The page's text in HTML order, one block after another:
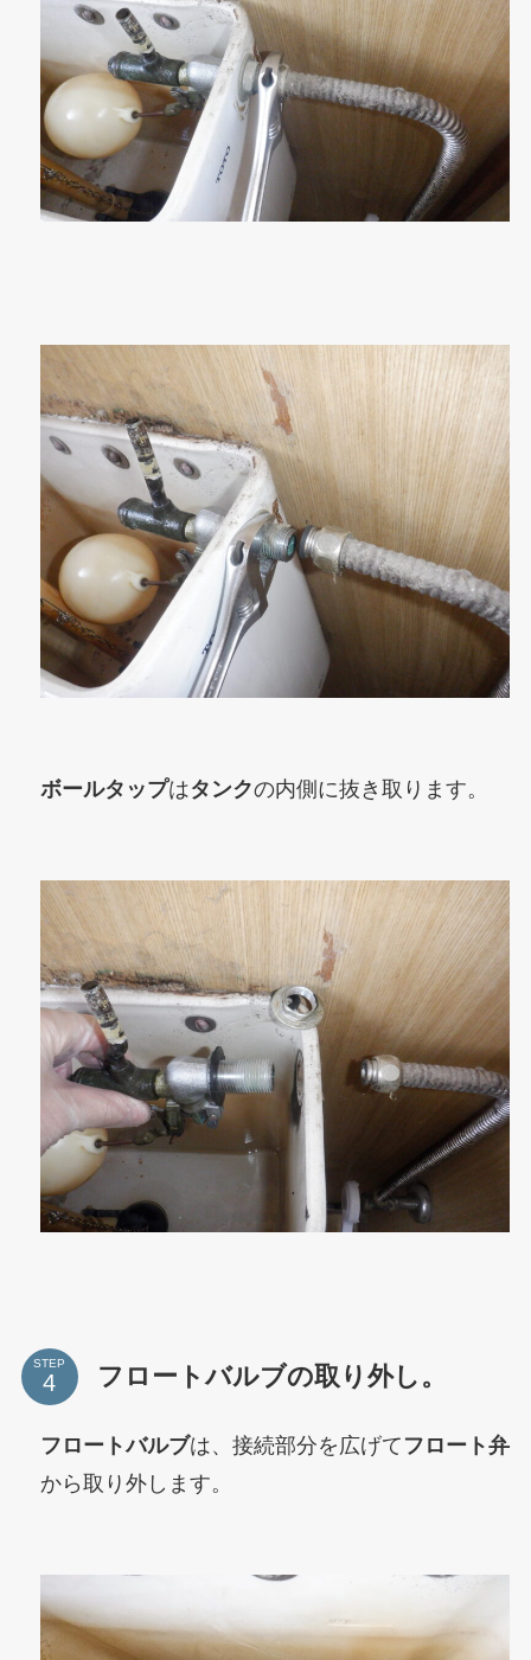
ボールタップはタンクの内側に抜き取ります。
STEP フロートバルブの取り外し。
フロートバルブは、接続部分を広げて フロート弁
から取り外します。